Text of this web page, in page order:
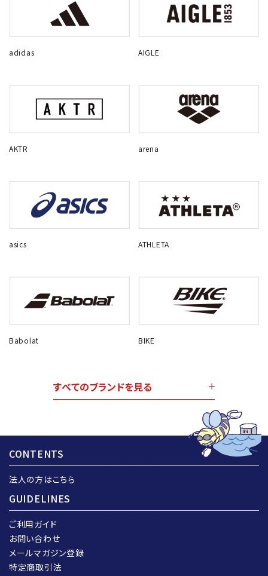
adidas AIGLE
AKTR arena
asics ATHLETA
Babolat BIKE
すべてのブランドを見る
CONTENTS
法人の方はこちら
GUIDELINES
ご利用ガイド
お問い合わせ
メールマガジン登録
特定商取引法